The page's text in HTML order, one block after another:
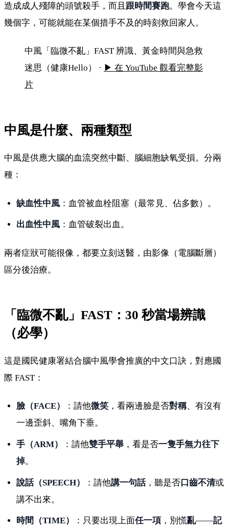
造成成人殘障的頭號殺手，而且 跟時間賽跑。學會今天這
幾個字，可能就能在某個措手不及的時刻救回家人。
中風發作就在一瞬間!醫教你用「臨微不亂」3秒
認出中風,搶黃金3小時救命;這些急救千萬別做
——放血、刺手指都是錯的
中風「臨微不亂」FAST 辨識、黃金時間與急救
迷思（健康Hello） · ▶ 在 YouTube 觀看完整影
片
中風是什麼、兩種類型
中風是供應大腦的血流突然中斷、腦細胞缺氧受損。分兩
種：
缺血性中風 ：血管被血栓阻塞（最常見、佔多數）。
出血性中風 ：血管破裂出血。
兩者症狀可能很像，都要立刻送醫，由影像（電腦斷層）
區分後治療。
「臨微不亂」FAST：30 秒當場辨識
（必學）
這是國民健康署結合腦中風學會推廣的中文口訣，對應國
際 FAST：
臉（FACE） ：請他微笑 ，看兩邊臉是否對稱、有沒有
一邊歪斜、嘴角下垂。
手（ARM） ：請他雙手平舉 ，看是否一隻手無力往下
掉。
說話（SPEECH） ：請他講一句話，聽是否口齒不清或
講不出來。
時間（TIME） ：只要出現上面任一項 ，別慌亂——記